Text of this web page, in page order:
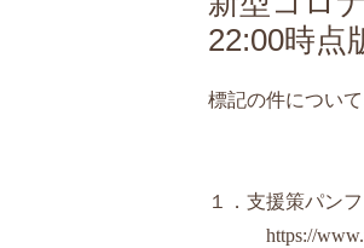
22:00時点
標記の件につい
１．支援策パン
https://